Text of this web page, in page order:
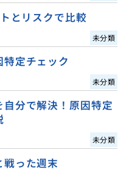
とリスクで比較
未分類
定チェック
未分類
分で解決！原因特定
未分類
った週末